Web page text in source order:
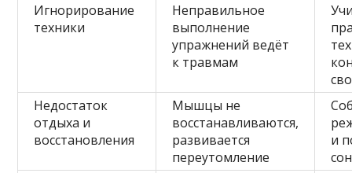
Игнорирование
техники
Неправильное
выполнение
упражнений ведёт
к травмам
Недостаток
отдыха и
восстановления
Мышцы не
восстанавливаются,
развивается
переутомление
и
сон